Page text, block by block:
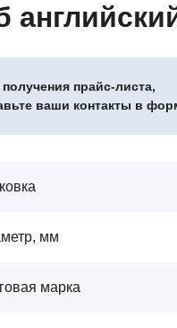
прайс-листа,
ваши контакты в
мм
марка